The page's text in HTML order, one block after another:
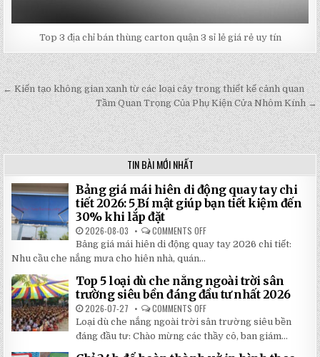
Top 3 địa chỉ bán thùng carton quận 3 sỉ lẻ giá rẻ uy tín
Post
navigation
← Kiến tạo không gian xanh từ các loại cây trong thiết kế cảnh quan
Tầm Quan Trọng Của Phụ Kiện Cửa Nhôm Kính →
TIN BÀI MỚI NHẤT
Bảng giá mái hiên di động quay tay chi
tiết 2026: 5 Bí mật giúp bạn tiết kiệm đến
30% khi lắp đặt
2026-08-03 COMMENTS OFF
BẢNG
GIÁ
ĐỘNG
QUAY
TAY
TIẾT
2026:
5
BÍ
MẬT
Bảng giá mái hiên di động quay tay 2026 chi tiết:
Nhu cầu che nắng mưa cho hiên nhà, quán...
Top 5 loại dù che nắng ngoài trời sân
trường siêu bền đáng đầu tư nhất 2026
2026-07-27 COMMENTS OFF
TOP
5
LOẠI
DÙ
CHE
Loại dù che nắng ngoài trời sân trường siêu bền
đáng đầu tư: Chào mừng các thầy cô, ban giám...